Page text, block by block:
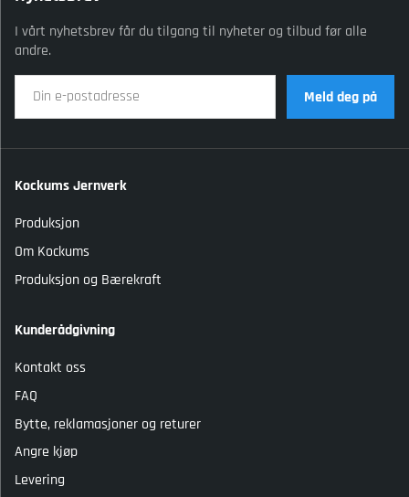
I vårt nyhetsbrev får du tilgang til nyheter og tilbud før alle
andre.
Meld deg på
Kockums Jernverk
Produksjon
Om Kockums
Produksjon og Bærekraft
Kunderådgivning
Kontakt oss
FAQ
Bytte, reklamasjoner og returer
Angre kjøp
Levering